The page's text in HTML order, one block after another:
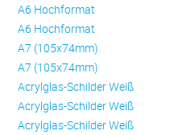
A6 Hochformat
A6 Hochformat
A7 (105x74mm)
A7 (105x74mm)
Acrylglas-Schilder Weiß
Acrylglas-Schilder Weiß
Acrylglas-Schilder Weiß